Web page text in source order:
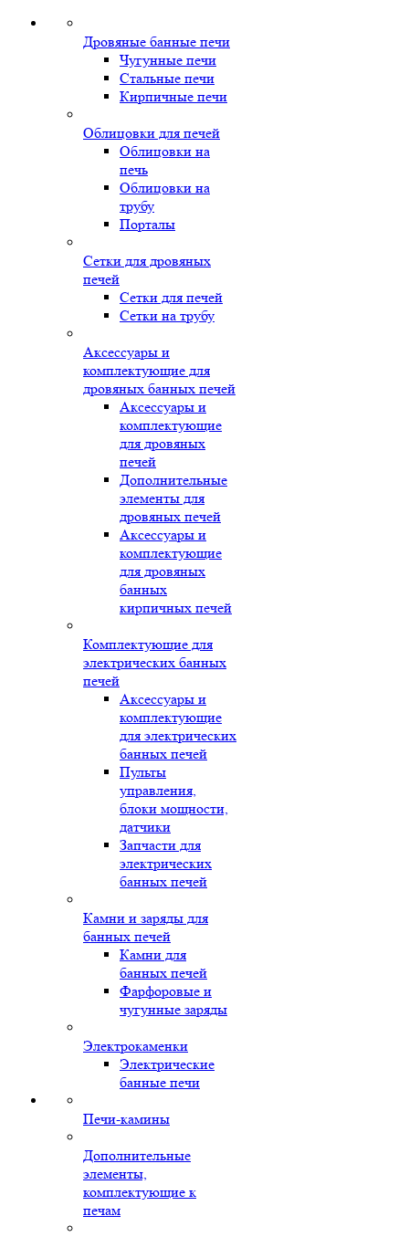
Дровяные банные печи
Чугунные печи
Стальные печи
Кирпичные печи
Облицовки для печей
Облицовки на
печь
Облицовки на
трубу
Порталы
Сетки для дровяных
печей
Сетки для печей
Сетки на трубу
Аксессуары и
комплектующие для
дровяных банных печей
Аксессуары и
комплектующие
для дровяных
печей
Дополнительные
элементы для
дровяных печей
Аксессуары и
комплектующие
для дровяных
банных
кирпичных печей
Комплектующие для
электрических банных
печей
Аксессуары и
комплектующие
для электрических
банных печей
Пульты
управления,
блоки мощности,
датчики
Запчасти для
электрических
банных печей
Камни и заряды для
банных печей
Камни для
банных печей
Фарфоровые и
чугунные заряды
Электрокаменки
Электрические
банные печи
Печи-камины
Дополнительные
элементы,
комплектующие к
печам